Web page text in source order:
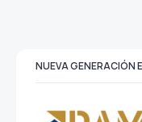
NUEVA GENERACIÓN